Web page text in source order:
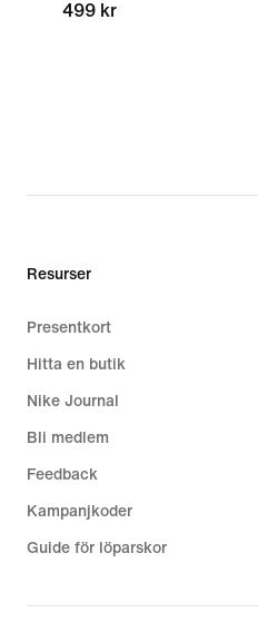
499 kr
Resurser
Presentkort
Hitta en butik
Nike Journal
Bli medlem
Feedback
Kampanjkoder
Guide för löparskor